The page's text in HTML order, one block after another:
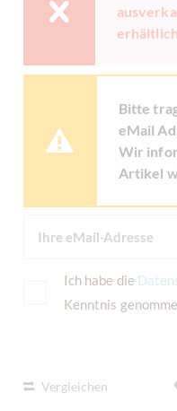
Bitte
eMail
Wir
Artikel
Ich habe die
Kenntnis
Vergleichen